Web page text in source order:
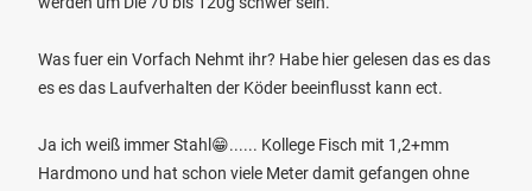
Was fuer ein Vorfach Nehmt ihr? Habe hier gelesen das es das
es es das Laufverhalten der Köder beeinflusst kann ect.
Ja ich weiß immer Stahl😁...... Kollege Fisch mit 1,2+mm
Hardmono und hat schon viele Meter damit gefangen ohne